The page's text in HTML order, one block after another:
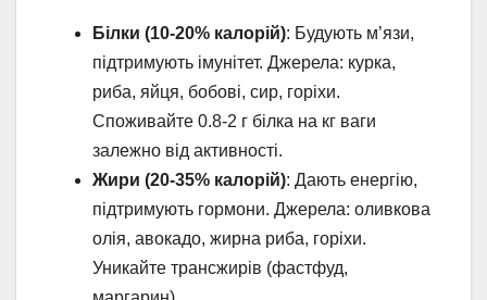
Білки (10-20% калорій): Будують м’язи,
підтримують імунітет. Джерела: курка,
риба, яйця, бобові, сир, горіхи.
Споживайте 0.8-2 г білка на кг ваги
залежно від активності.
Жири (20-35% калорій): Дають енергію,
підтримують гормони. Джерела: оливкова
олія, авокадо, жирна риба, горіхи.
Уникайте трансжирів (фастфуд,